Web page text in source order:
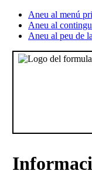
Aneu al menú
Aneu al
Aneu al peu de